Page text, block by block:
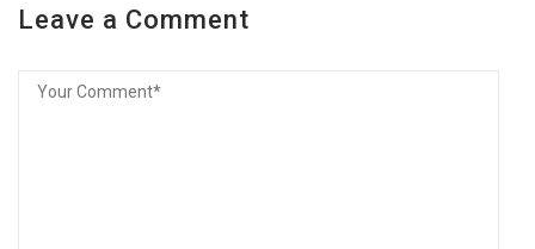
Leave a Comment